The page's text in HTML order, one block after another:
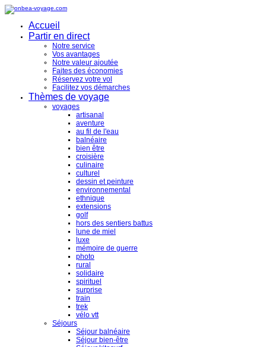
Accueil
Partir en direct
Notre service
Vos avantages
Notre valeur ajoutée
Faites des économies
Réservez votre vol
Facilitez vos démarches
Thèmes de voyage
voyages
artisanal
aventure
au fil de l'eau
balnéaire
bien être
croisière
culinaire
culturel
dessin et peinture
environnemental
ethnique
extensions
golf
hors des sentiers battus
lune de miel
luxe
mémoire de guerre
photo
rural
solidaire
spirituel
surprise
train
trek
vélo vtt
Séjours
Séjour balnéaire
Séjour bien-être